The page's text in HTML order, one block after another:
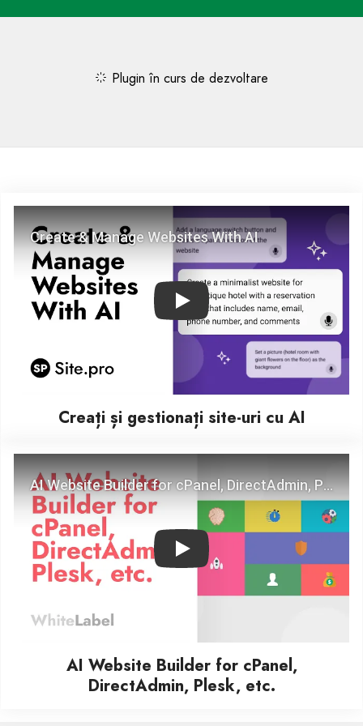
Plugin în curs de dezvoltare
Play
Creați și gestionați site‑uri cu AI
Play
AI Website Builder for cPanel,
DirectAdmin, Plesk, etc.